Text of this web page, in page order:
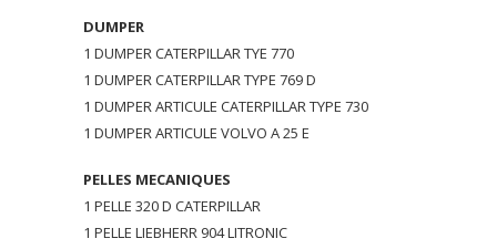
DUMPER
1 DUMPER CATERPILLAR TYE 770
1 DUMPER CATERPILLAR TYPE 769 D
1 DUMPER ARTICULE CATERPILLAR TYPE 730
1 DUMPER ARTICULE VOLVO A 25 E
PELLES MECANIQUES
1 PELLE 320 D CATERPILLAR
1 PELLE LIEBHERR 904 LITRONIC